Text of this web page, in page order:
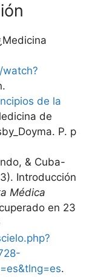
de la
de
P. p
& Cuba-
Introducción
Médica
en 23
.